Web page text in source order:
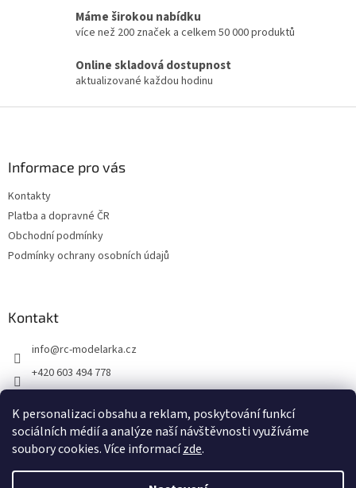
K personalizaci obsahu a reklam, poskytování funkcí
sociálních médií a analýze naší návštěvnosti využíváme
soubory cookies. Více informacízde.
a
c
í
r
v
Máme širokou nabídku
více než 200 značek a celkem 50 000 produktů
Online skladová dostupnost
aktualizované každou hodinu
Informace pro vás
Kontakty
Platba a dopravné ČR
Obchodní podmínky
Podmínky ochrany osobních údajů
Kontakt
info@rc-modelarka.cz
+420 603 494 778
jino_hk